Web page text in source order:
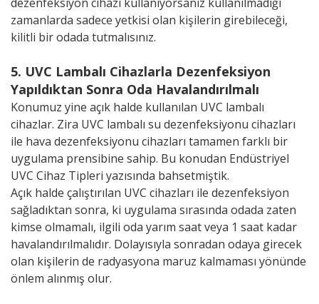
zamanlarda sadece yetkisi olan kişilerin girebileceği,
kilitli bir odada tutmalısınız.
5. UVC Lambalı Cihazlarla Dezenfeksiyon
Yapıldıktan Sonra Oda Havalandırılmalı
Konumuz yine açık halde kullanılan UVC lambalı
cihazlar. Zira UVC lambalı su dezenfeksiyonu cihazları
ile hava dezenfeksiyonu cihazları tamamen farklı bir
uygulama prensibine sahip. Bu konudan Endüstriyel
UVC Cihaz Tipleri yazısında bahsetmiştik.
Açık halde çalıştırılan UVC cihazları ile dezenfeksiyon
sağladıktan sonra, ki uygulama sırasında odada zaten
kimse olmamalı, ilgili oda yarım saat veya 1 saat kadar
havalandırılmalıdır. Dolayısıyla sonradan odaya girecek
olan kişilerin de radyasyona maruz kalmaması yönünde
önlem alınmış olur.